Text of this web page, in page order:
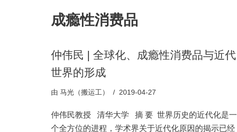
成瘾性消费品
仲伟民 | 全球化、成瘾性消费品与近代
世界的形成
由 马光（搬运工） 2019-04-27
仲伟民教授 清华大学 摘 要 世界历史的近代化是一
个全方位的进程，学术界关于近代化原因的揭示已经